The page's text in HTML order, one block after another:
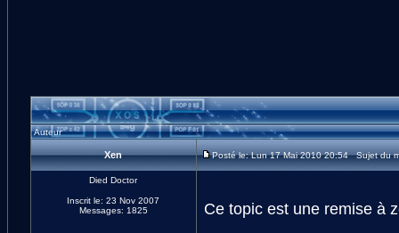
Auteur
Xen Posté le: Lun 17 Mai 2010 20:54 Sujet du
Died Doctor
Inscrit le: 23 Nov 2007
Messages: 1825
Ce topic est une remise à